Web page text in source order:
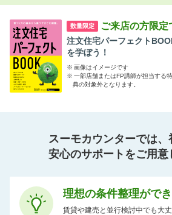
数量限定 ご来店の方限定
注文住宅パーフェクト
を学ぼう！
※ 画像はイメージです
※ 一部店舗またはFP講師が担当する
典の対象外となります。
スーモカウンターでは、
安心のサポートをご用意
理想の条件整理がで
賃貸や建売と並行検討中でも大